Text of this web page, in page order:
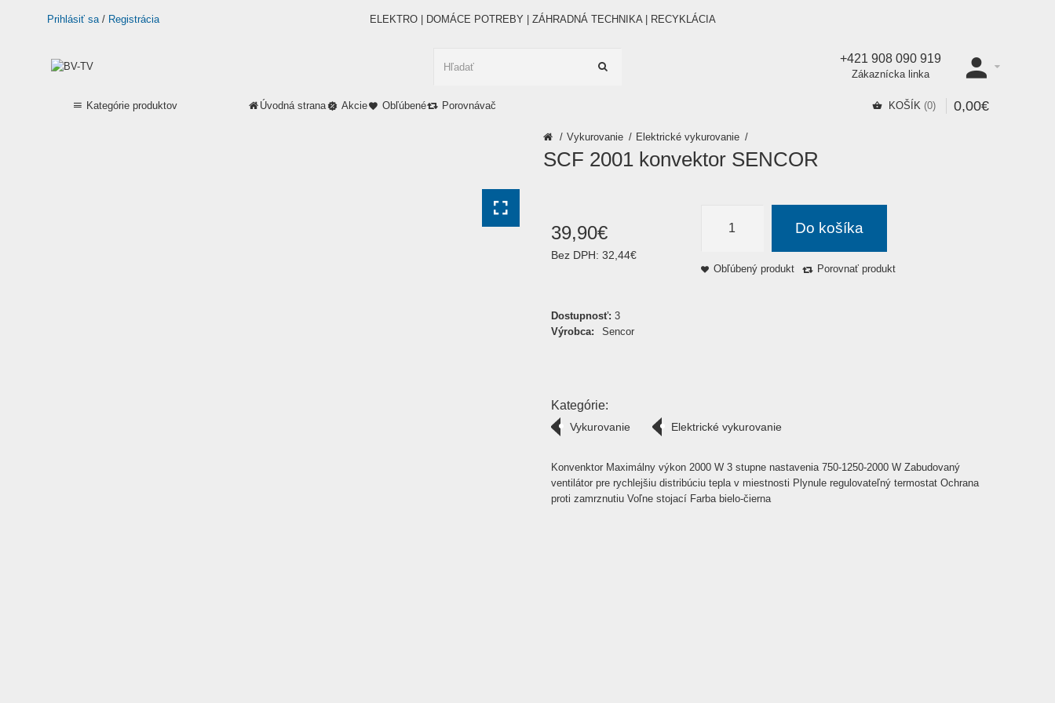
Prihlásiť sa/ Registrácia ELEKTRO | DOMÁCE POTREBY | ZÁHRADNÁ TECHNIKA | RECYKLÁCIA
+421 908 090 919
Zákaznícka linka
Kategórie produktov Úvodná strana Akcie Obľúbené Porovnávač KOŠÍK 0 0,00€
Vykurovanie Elektrické vykurovanie
SCF 2001 konvektor SENCOR
39,90€
Bez DPH: 32,44€
Do košíka
Obľúbený produkt Porovnať produkt
Dostupnosť: 3
Výrobca:
Sencor
Kategórie:
Vykurovanie Elektrické vykurovanie
Konvenktor Maximálny výkon 2000 W 3 stupne nastavenia 750-1250-2000 W Zabudovaný
ventilátor pre rychlejšiu distribúciu tepla v miestnosti Plynule regulovateľný termostat Ochrana
proti zamrznutiu Voľne stojací Farba bielo-čierna